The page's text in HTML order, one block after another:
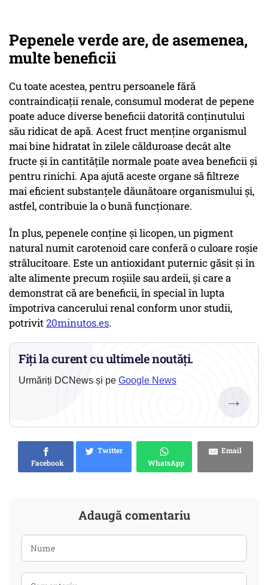
Pepenele verde are, de asemenea,
multe beneficii
Cu toate acestea, pentru persoanele fără
contraindicații renale, consumul moderat de pepene
poate aduce diverse beneficii datorită conținutului
său ridicat de apă. Acest fruct menține organismul
mai bine hidratat în zilele călduroase decât alte
fructe și în cantitățile normale poate avea beneficii și
pentru rinichi. Apa ajută aceste organe să filtreze
mai eficient substanțele dăunătoare organismului și,
astfel, contribuie la o bună funcționare.
În plus, pepenele conține și licopen, un pigment
natural numit carotenoid care conferă o culoare roșie
strălucitoare. Este un antioxidant puternic găsit și în
alte alimente precum roșiile sau ardeii, și care a
demonstrat că are beneficii, în special în lupta
împotriva cancerului renal conform unor studii,
potrivit20minutos.es.
Fiți la curent cu ultimele noutăți.
Urmăriți DCNews și pe Google News
→
Facebook
Twitter
WhatsApp
Email
Adaugă comentariu